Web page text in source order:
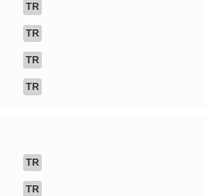
TR
TR
TR
TR
TR
TR